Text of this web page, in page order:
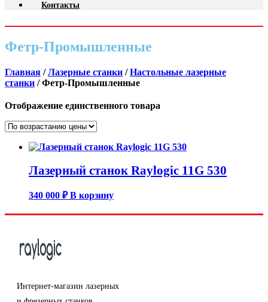
Контакты
Фетр-Промышленные
Главная /Лазерные станки /Настольные лазерные
станки / Фетр-Промышленные
Отображение единственного товара
Лазерный станок Raylogic 11G 530
340 000 ₽ В корзину
Интернет-магазин лазерных